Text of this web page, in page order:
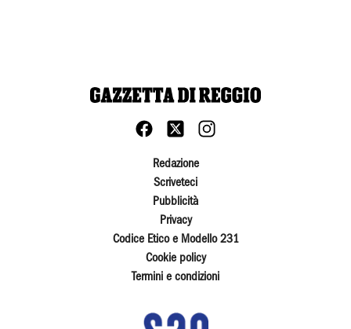
Redazione
Scriveteci
Pubblicità
Privacy
Codice Etico e Modello 231
Cookie policy
Termini e condizioni